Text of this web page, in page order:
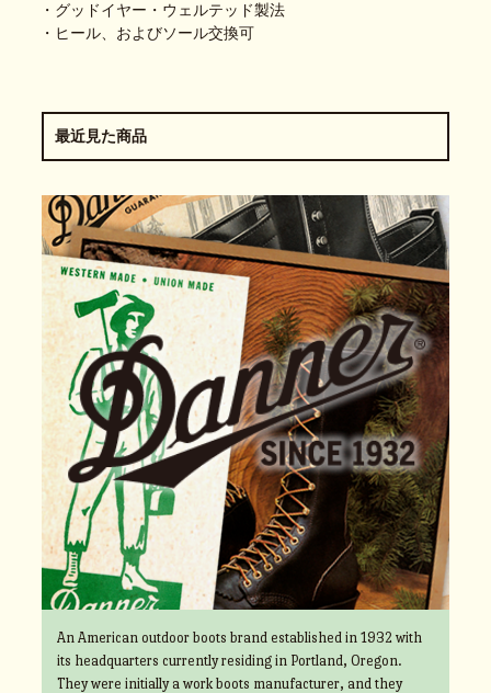
・グッドイヤー・ウェルテッド製法
・ヒール、およびソール交換可
最近見た商品
An American outdoor boots brand established in 1932 with
its headquarters currently residing in Portland, Oregon.
They were initially a work boots manufacturer, and they